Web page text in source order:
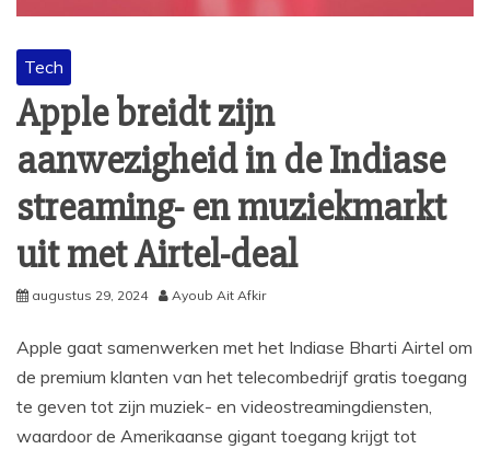
Tech
Apple breidt zijn
aanwezigheid in de Indiase
streaming- en muziekmarkt
uit met Airtel-deal
augustus 29, 2024 Ayoub Ait Afkir
Apple gaat samenwerken met het Indiase Bharti Airtel om
de premium klanten van het telecombedrijf gratis toegang
te geven tot zijn muziek- en videostreamingdiensten,
waardoor de Amerikaanse gigant toegang krijgt tot